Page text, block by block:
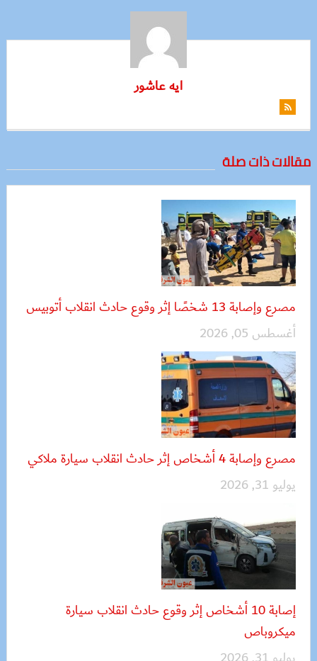
ايه عاشور
مقالات ذات صلة
مصرع وإصابة 13 شخصًا إثر وقوع حادث انقلاب أتوبيس
أغسطس 05, 2026
مصرع وإصابة 4 أشخاص إثر حادث انقلاب سيارة ملاكي
يوليو 31, 2026
إصابة 10 أشخاص إثر وقوع حادث انقلاب سيارة
ميكروباص